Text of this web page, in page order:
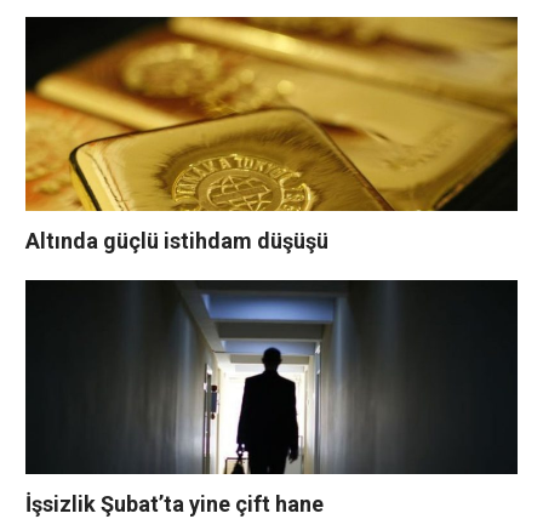
Altında güçlü istihdam düşüşü
İşsizlik Şubat’ta yine çift hane